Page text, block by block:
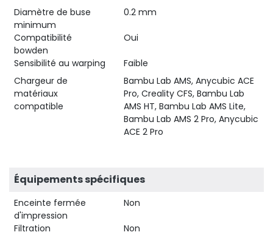
Diamètre de buse
minimum
0.2 mm
Compatibilité
bowden
Oui
Sensibilité au warping
Faible
Chargeur de
matériaux
compatible
Bambu Lab AMS, Anycubic ACE
Pro, Creality CFS, Bambu Lab
AMS HT, Bambu Lab AMS Lite,
Bambu Lab AMS 2 Pro, Anycubic
ACE 2 Pro
Équipements spécifiques
Enceinte fermée
d'impression
Non
Filtration Non